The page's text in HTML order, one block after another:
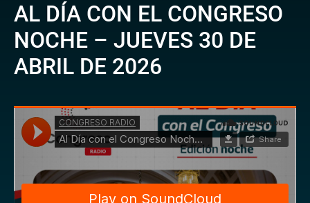
AL DÍA CON EL CONGRESO
NOCHE – JUEVES 30 DE
ABRIL DE 2026